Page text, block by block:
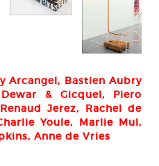
Arcangel, Bastien Aubry
& Gicquel, Piero
Jerez, Rachel de
Youle, Marlie Mul,
Anne de Vries